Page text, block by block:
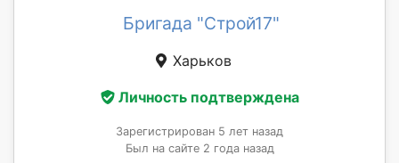
Бригада "Строй17"
Харьков
Личность подтверждена
Зарегистрирован 5 лет назад
Был на сайте 2 года назад